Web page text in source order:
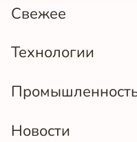
Свежее
Технологии
Новости